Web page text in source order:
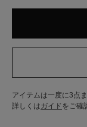
アイテムは一度に3点
詳しくはガイド をご確